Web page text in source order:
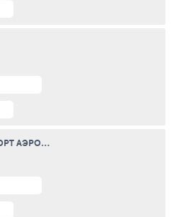
ХАНТЫ-МАНСИЙСК АЭРОПОРТ АЭРОПОРТ